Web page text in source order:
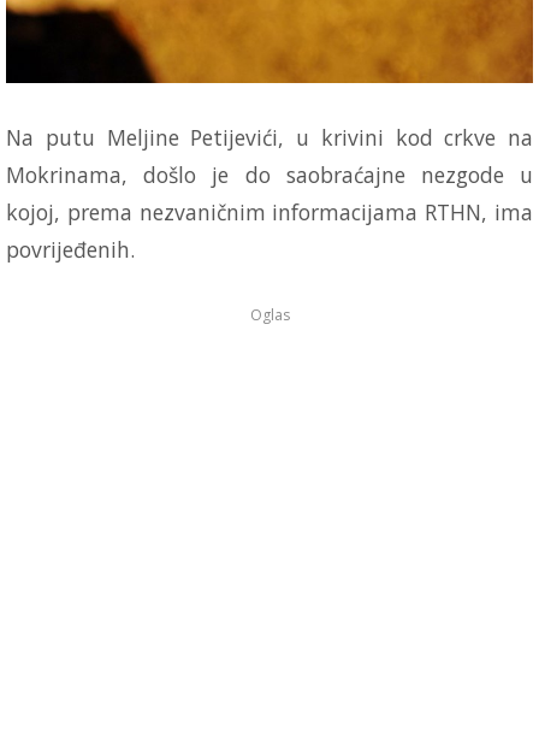
Na putu Meljine Petijevići, u krivini kod crkve na
Mokrinama, došlo je do saobraćajne nezgode u
kojoj, prema nezvaničnim informacijama RTHN, ima
povrijeđenih.
Oglas